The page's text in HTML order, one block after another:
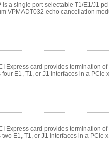
is a single port selectable T1/E1/J1
VPMADT032 echo cancellation
Express card provides termination
E1, T1, or J1 interfaces in a PCIe
Express card provides termination
E1, T1, or J1 interfaces in a PCIe